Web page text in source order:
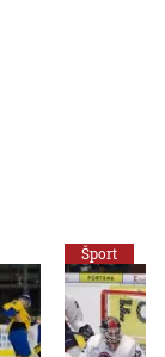
Šport